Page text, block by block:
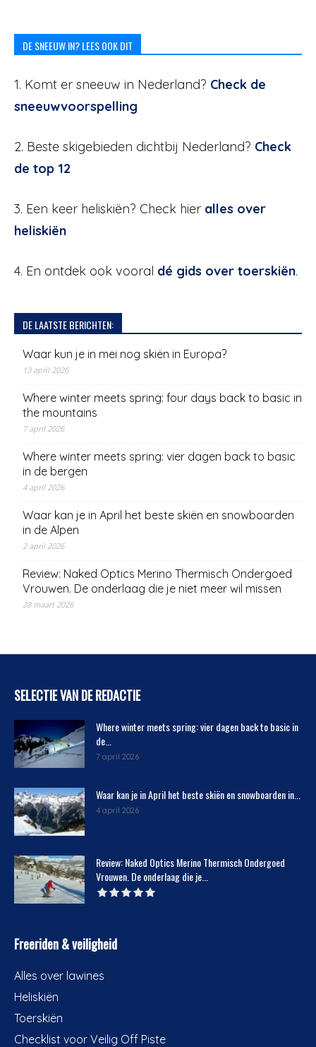
DE SNEEUW IN? LEES OOK DIT
1. Komt er sneeuw in Nederland? Check de
sneeuwvoorspelling
2. Beste skigebieden dichtbij Nederland? Check
de top 12
3. Een keer heliskiën? Check hier alles over
heliskiën
4. En ontdek ook vooral dé gids over toerskiën.
DE LAATSTE BERICHTEN:
Waar kun je in mei nog skiën in Europa?
13 april 2026
Where winter meets spring: four days back to basic in
the mountains
7 april 2026
Where winter meets spring: vier dagen back to basic
in de bergen
4 april 2026
Waar kan je in April het beste skiën en snowboarden
in de Alpen
2 april 2026
Review: Naked Optics Merino Thermisch Ondergoed
Vrouwen. De onderlaag die je niet meer wil missen
28 maart 2026
SELECTIE VAN DE REDACTIE
Where winter meets spring: vier dagen back to basic in
de...
7 april 2026
Waar kan je in April het beste skiën en snowboarden in...
4 april 2026
Review: Naked Optics Merino Thermisch Ondergoed
Vrouwen. De onderlaag die je...
Freeriden & veiligheid
Alles over lawines
Heliskiën
Toerskiën
Checklist voor Veilig Off Piste